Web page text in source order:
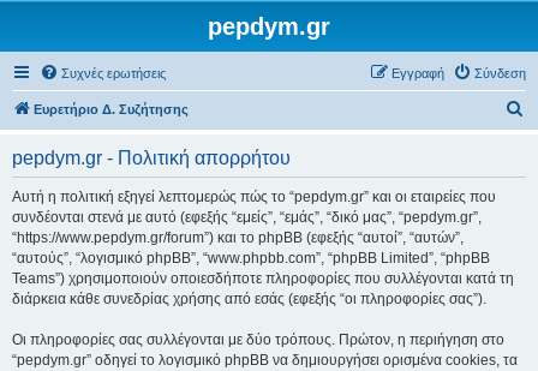
pepdym.gr
Συχνές ερωτήσεις Σύνδεση
Εγγραφή
Ευρετήριο Δ. Συζήτησης
pepdym.gr - Πολιτική απορρήτου
Αυτή η πολιτική εξηγεί λεπτομερώς πώς το “pepdym.gr” και οι εταιρείες που
συνδέονται στενά με αυτό (εφεξής “εμείς”, “εμάς”, “δικό μας”, “pepdym.gr”,
“https://www.pepdym.gr/forum”) και το phpBB (εφεξής “αυτοί”, “αυτών”,
“αυτούς”, “λογισμικό phpBB”, “www.phpbb.com”, “phpBB Limited”, “phpBB
Teams”) χρησιμοποιούν οποιεσδήποτε πληροφορίες που συλλέγονται κατά τη
διάρκεια κάθε συνεδρίας χρήσης από εσάς (εφεξής “οι πληροφορίες σας”).
Οι πληροφορίες σας συλλέγονται με δύο τρόπους. Πρώτον, η περιήγηση στο
“pepdym.gr” οδηγεί το λογισμικό phpBB να δημιουργήσει ορισμένα cookies, τα